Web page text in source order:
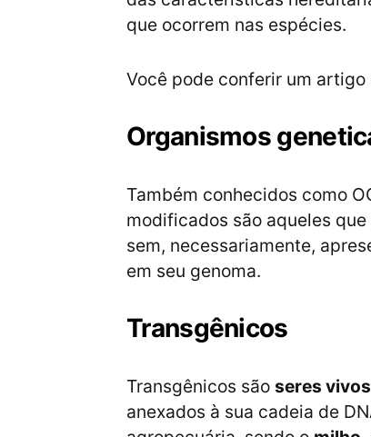
que ocorrem nas espécies.
Você pode conferir um
Organismos
Também conhecidos como
modificados são aqueles
sem, necessariamente,
em seu genoma.
Transgênicos
Transgênicos são seres
anexados à sua cadeia de